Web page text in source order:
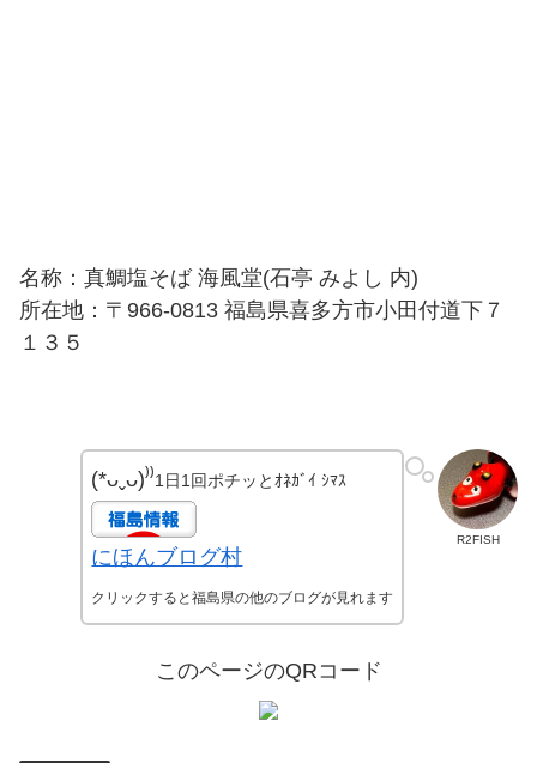
名称：真鯛塩そば 海風堂(石亭 みよし 内)
所在地：〒966-0813 福島県喜多方市小田付道下７
１３５
R2FISH
(*ᴗˬᴗ)⁾⁾1日1回ポチッとｵﾈｶﾞｲ ｼﾏｽ
にほんブログ村
クリックすると福島県の他のブログが見れます
このページのQRコード